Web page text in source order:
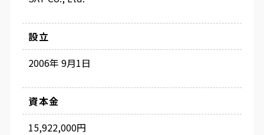
設立
2006年 9月1日
資本金
15,922,000円